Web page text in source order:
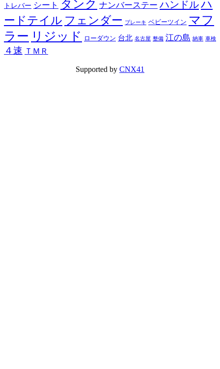
トレバー シート タンク ナンバーステー ハンドルハ
ードテイル フェンダー ブレーキ ベビーツイン マフ
ラー リジッド ローダウン 台北 名古屋 整備 江の島 納車 車検
４速 ＴＭＲ
Supported by CNX41